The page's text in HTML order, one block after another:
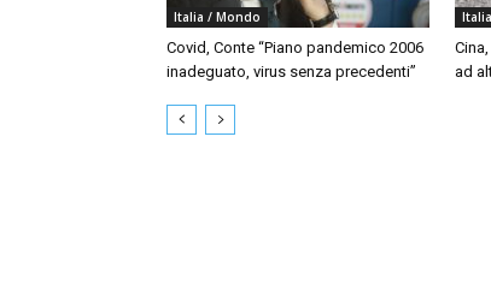
Italia / Mondo
Covid, Conte “Piano pandemico 2006
inadeguato, virus senza precedenti”
ad